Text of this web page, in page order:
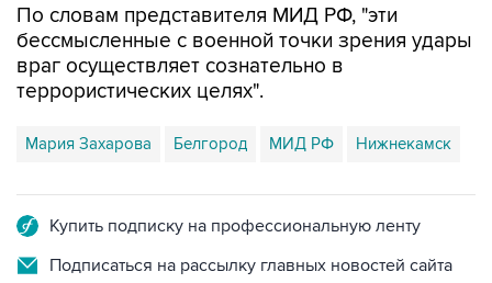
По словам представителя МИД РФ, "эти
бессмысленные с военной точки зрения удары
враг осуществляет сознательно в
террористических целях".
Мария Захарова Белгород МИД РФ Нижнекамск
Купить подписку на профессиональную ленту
Подписаться на рассылку главных новостей сайта